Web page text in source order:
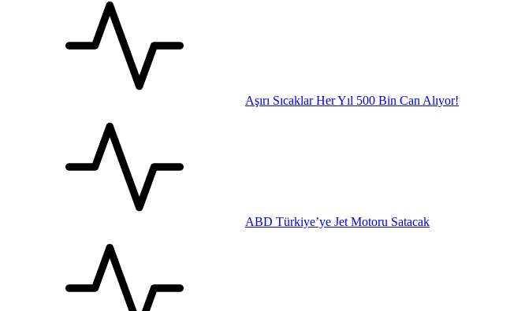
Aşırı Sıcaklar Her Yıl 500 Bin Can Alıyor!
ABD Türkiye’ye Jet Motoru Satacak